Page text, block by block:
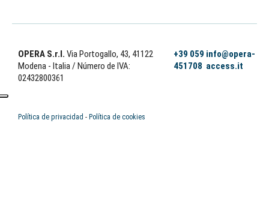
OPERA S.r.l. Via Portogallo, 43, 41122
Modena - Italia/ Número de IVA:
02432800361
+39 059
451708
info@opera-
access.it
Política de privacidad - Política de cookies